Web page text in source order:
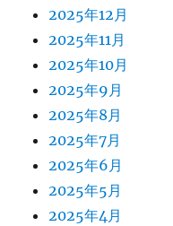
2025年12月
2025年11月
2025年10月
2025年9月
2025年8月
2025年7月
2025年6月
2025年5月
2025年4月